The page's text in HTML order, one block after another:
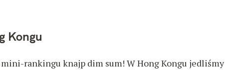
Kongu
mini-rankingu knajp dim sum! W Hong Kongu jedliśmy